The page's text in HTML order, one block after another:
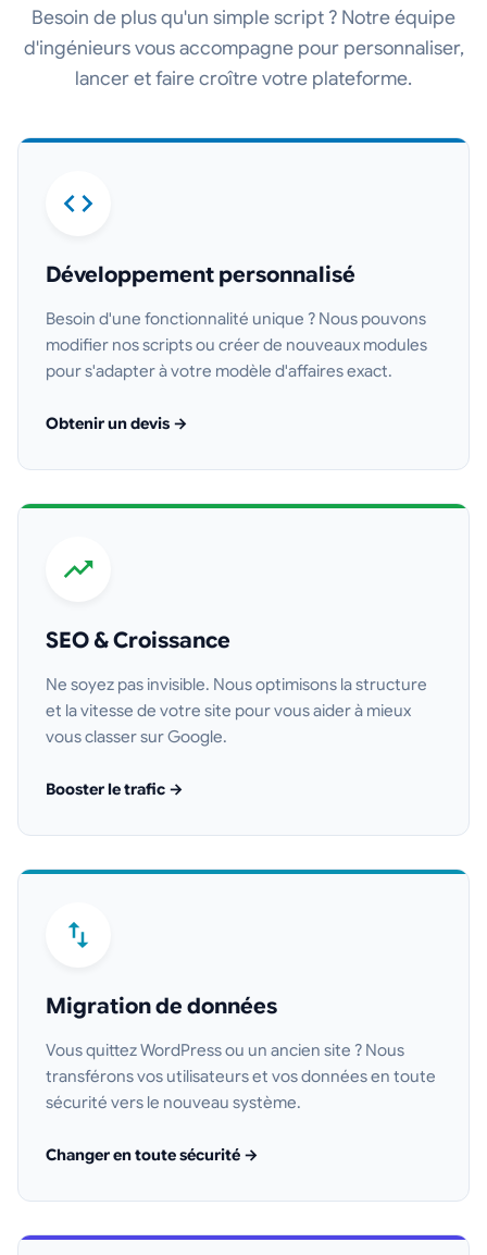
Besoin de plus qu'un simple script ? Notre équipe
d'ingénieurs vous accompagne pour personnaliser,
lancer et faire croître votre plateforme.
Développement personnalisé
Besoin d'une fonctionnalité unique ? Nous pouvons
modifier nos scripts ou créer de nouveaux modules
pour s'adapter à votre modèle d'affaires exact.
Obtenir un devis →
SEO & Croissance
Ne soyez pas invisible. Nous optimisons la structure
et la vitesse de votre site pour vous aider à mieux
vous classer sur Google.
Booster le trafic →
Migration de données
Vous quittez WordPress ou un ancien site ? Nous
transférons vos utilisateurs et vos données en toute
sécurité vers le nouveau système.
Changer en toute sécurité →